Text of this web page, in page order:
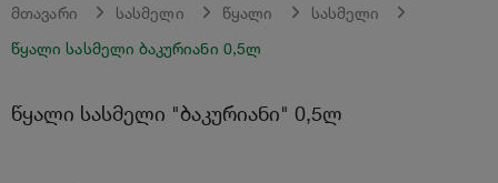
მთავარი სასმელი წყალი
სასმელი
წყალი სასმელი ბაკურიანი 0,5ლ
წყალი სასმელი "ბაკურიანი" 0,5ლ